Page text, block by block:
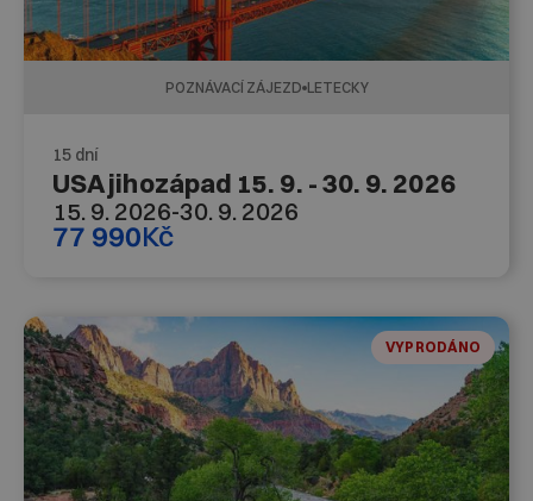
POZNÁVACÍ ZÁJEZD LETECKY
15 dní
USA jihozápad 15. 9. - 30. 9. 2026
15. 9. 2026-30. 9. 2026
77 990Kč
VYPRODÁNO